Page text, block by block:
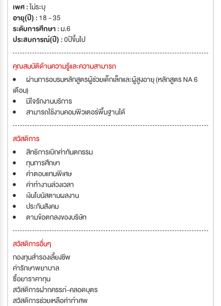
เพศ :ไม่ระบุ
อายุ(ปี) : 18 - 35
ระดับการศึกษา :ม.6
ประสบการณ์(ปี) :0ปีขึ้นไป
คุณสมบัติด้านความรู้และความสามารถ
ผ่านการอบรมหลักสูตรผู้ช่วยเด็กเล็กและผู้สูงอายุ (หลักสูตร NA 6
เดือน)
มีใจรักงานบริการ
สามารถใช้งานคอมพิวเตอร์พื้นฐานได้
สวัสดิการ
สิทธิการเบิกค่าทันตกรรม
ทุนการศึกษา
ค่าตอบแทนพิเศษ
ค่าทำงานล่วงเวลา
เงินโบนัสตามผลงาน
ประกันสังคม
ตามข้อตกลงของบริษัท
สวัสดิการอื่นๆ
กองทุนสำรองเลี้ยงชีพ
ค่ารักษาพยาบาล
ซื้อยาราคาทุน
สวัสดิการฝากครรภ์-คลอดบุตร
สวัสดิการช่วยเหลือค่าทำศพ